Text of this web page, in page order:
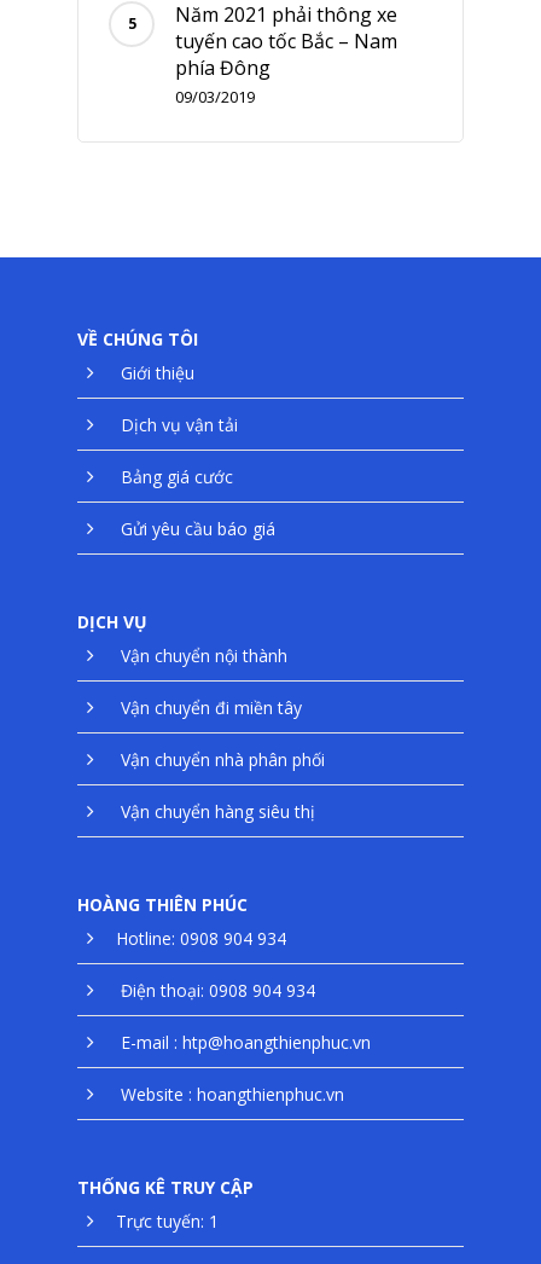
Năm 2021 phải thông xe
tuyến cao tốc Bắc – Nam
phía Đông
09/03/2019
VỀ CHÚNG TÔI
Giới thiệu
Dịch vụ vận tải
Bảng giá cước
Gửi yêu cầu báo giá
DỊCH VỤ
Vận chuyển nội thành
Vận chuyển đi miền tây
Vận chuyển nhà phân phối
Vận chuyển hàng siêu thị
HOÀNG THIÊN PHÚC
Hotline: 0908 904 934
Điện thoại: 0908 904 934
E-mail : htp@hoangthienphuc.vn
Website : hoangthienphuc.vn
THỐNG KÊ TRUY CẬP
Trực tuyến: 1